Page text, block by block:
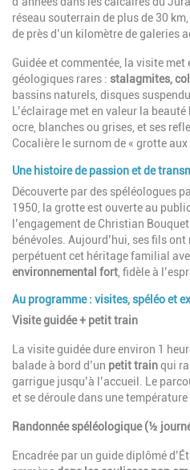
réseau souterrain de plus de 30
de près d’un kilomètre de galeries
Guidée et commentée, la visite
géologiques rares : stalagmites,
bassins naturels, disques
L’éclairage met en valeur la
ocre, blanches ou grises, et ses
Cocalière le surnom de « grotte aux
Une histoire de passion et de
Découverte par des spéléologues
1950, la grotte est ouverte au
l’engagement de Christian
bénévoles. Aujourd’hui, ses fils
perpétuent cet héritage familial
environnemental fort , fidèle à
Au programme : visites, spéléo et
Visite guidée + petit train
La visite guidée dure environ 1
balade à bord d’un petit trainqui
garrigue jusqu’à l’accueil. Le
et se déroule dans une température
Randonnée spéléologique (½
Encadrée par un guide diplômé